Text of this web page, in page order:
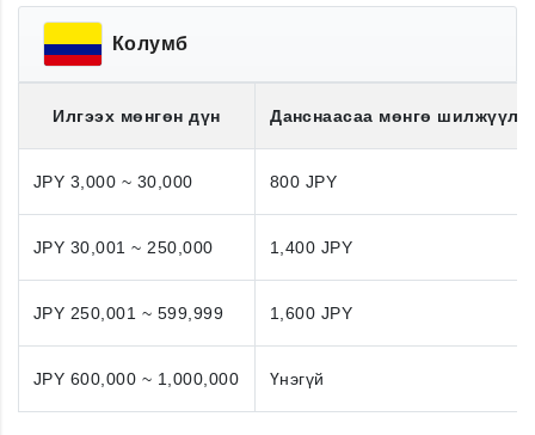
Колумб
Илгээх мөнгөн дүн Данснаасаа мөнгө
JPY 3,000 ~ 30,000 800 JPY
JPY 30,001 ~ 250,000 1,400 JPY
JPY 250,001 ~ 599,999 1,600 JPY
JPY 600,000 ~ 1,000,000 Үнэгүй